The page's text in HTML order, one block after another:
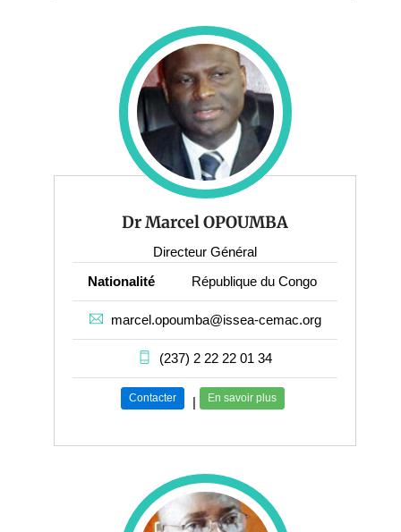
Dr Marcel OPOUMBA
Directeur Général
Nationalité
République du Congo
marcel.opoumba@issea-cemac.org
(237) 2 22 22 01 34
Contacter | En savoir plus